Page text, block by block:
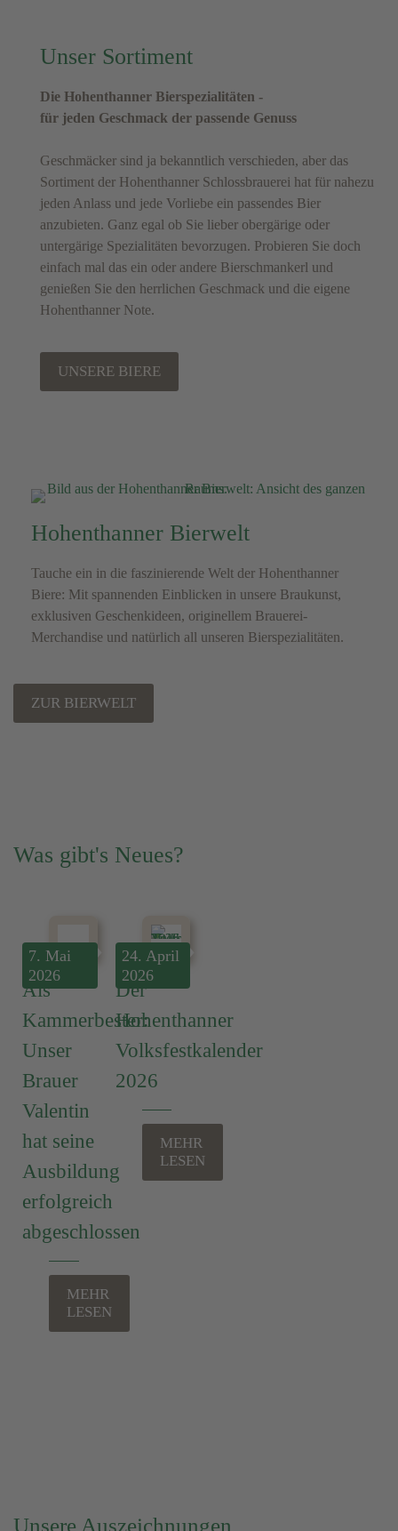
Unser Sortiment
Die Hohenthanner Bierspezialitäten -
für jeden Geschmack der passende Genuss
Geschmäcker sind ja bekanntlich verschieden, aber das
Sortiment der Hohenthanner Schlossbrauerei hat für nahezu
jeden Anlass und jede Vorliebe ein passendes Bier
anzubieten. Ganz egal ob Sie lieber obergärige oder
untergärige Spezialitäten bevorzugen. Probieren Sie doch
einfach mal das ein oder andere Bierschmankerl und
genießen Sie den herrlichen Geschmack und die eigene
Hohenthanner Note.
UNSERE BIERE
Hohenthanner Bierwelt
Tauche ein in die faszinierende Welt der Hohenthanner
Biere: Mit spannenden Einblicken in unsere Braukunst,
exklusiven Geschenkideen, originellem Brauerei-
Merchandise und natürlich all unseren Bierspezialitäten.
ZUR BIERWELT
Was gibt's Neues?
7. Mai
2026
Als
Kammerbester:
Unser
Brauer
Valentin
hat seine
Ausbildung
erfolgreich
abgeschlossen
MEHR
LESEN
24. April
2026
Der
Hohenthanner
Volksfestkalender
2026
MEHR
LESEN
Unsere Auszeichnungen